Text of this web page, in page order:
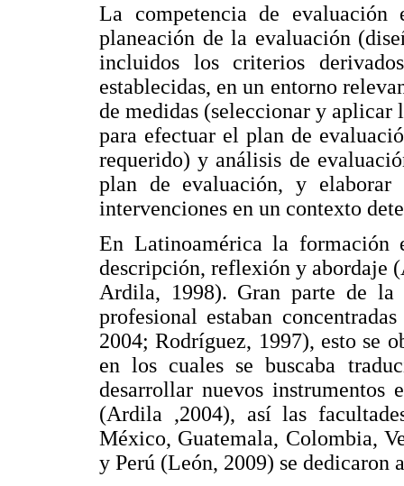
La competencia de evaluación
planeación de la evaluación
incluidos los criterios
establecidas, en un entorno
de medidas (seleccionar y aplicar
para efectuar el plan de
requerido) y análisis de
plan de evaluación, y elaborar
intervenciones en un contexto
En Latinoamérica la formación
descripción, reflexión y abordaje
Ardila, 1998). Gran parte de la
profesional estaban
2004; Rodríguez, 1997), esto se
en los cuales se buscaba
desarrollar nuevos instrumentos
(Ardila ,2004), así las
México, Guatemala, Colombia,
y Perú (León, 2009) se dedicaron